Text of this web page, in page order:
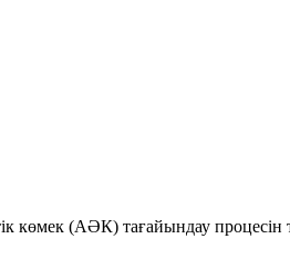
көмек (АӘК) тағайындау процесін